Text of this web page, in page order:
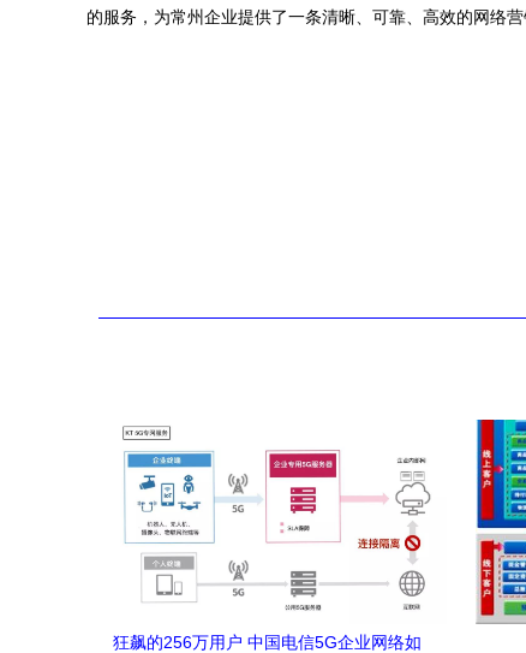
的服务，为常州企业提供了一条清晰、可靠、高效的网络
狂飙的256万用户 中国电信5G企业网络如